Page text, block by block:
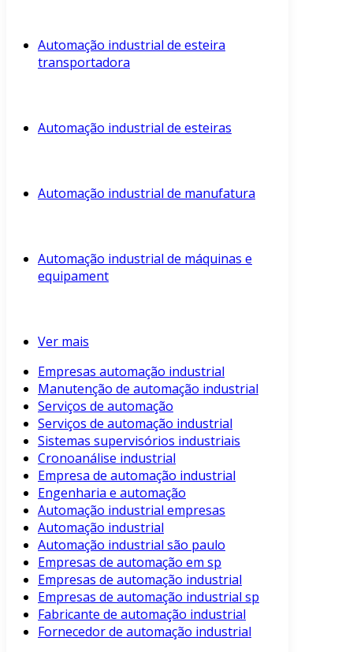
Automação industrial de esteira
transportadora
Automação industrial de esteiras
Automação industrial de manufatura
Automação industrial de máquinas e
equipament
Ver mais
Empresas automação industrial
Manutenção de automação industrial
Serviços de automação
Serviços de automação industrial
Sistemas supervisórios industriais
Cronoanálise industrial
Empresa de automação industrial
Engenharia e automação
Automação industrial empresas
Automação industrial
Automação industrial são paulo
Empresas de automação em sp
Empresas de automação industrial
Empresas de automação industrial sp
Fabricante de automação industrial
Fornecedor de automação industrial